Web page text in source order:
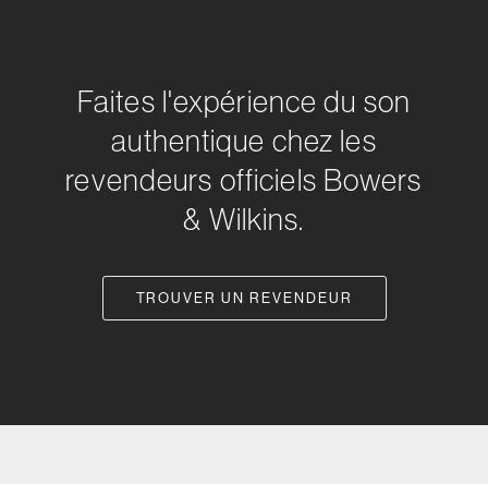
Faites l'expérience du son
authentique chez les
revendeurs officiels Bowers
& Wilkins.
TROUVER UN REVENDEUR